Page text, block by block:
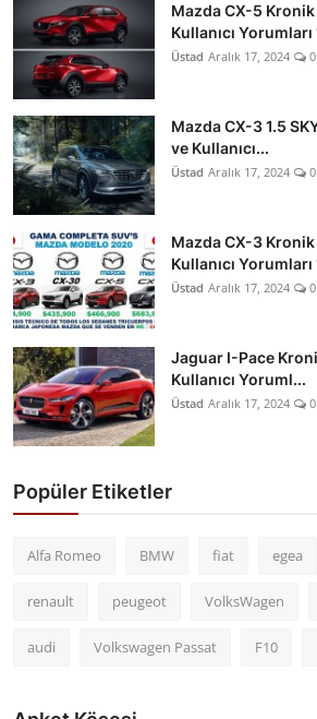
Mazda CX-5
Kullanıcı Yorumları
Üstad Aralık 17, 2024 0
Mazda CX-3 1.5
ve Kullanıcı...
Üstad Aralık 17, 2024 0
Mazda CX-3
Kullanıcı Yorumları
Üstad Aralık 17, 2024 0
Jaguar I-Pace
Kullanıcı Yoruml...
Üstad Aralık 17, 2024 0
Popüler Etiketler
Alfa Romeo BMW fiat egea
renault peugeot VolksWagen
audi Volkswagen Passat F10